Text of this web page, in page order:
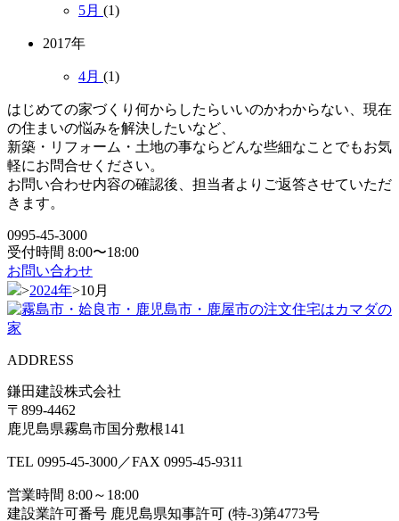
5月 (1)
2017年
4月 (1)
はじめての家づくり何からしたらいいのかわからない、現在
の住まいの悩みを解決したいなど、
新築・リフォーム・土地の事ならどんな些細なことでもお気
軽にお問合せください。
お問い合わせ内容の確認後、担当者よりご返答させていただ
きます。
0995-45-3000
受付時間 8:00〜18:00
お問い合わせ
>2024年>10月
ADDRESS
鎌田建設株式会社
〒899-4462
鹿児島県霧島市国分敷根141
TEL 0995-45-3000／FAX 0995-45-9311
営業時間 8:00～18:00
建設業許可番号 鹿児島県知事許可 (特-3)第4773号